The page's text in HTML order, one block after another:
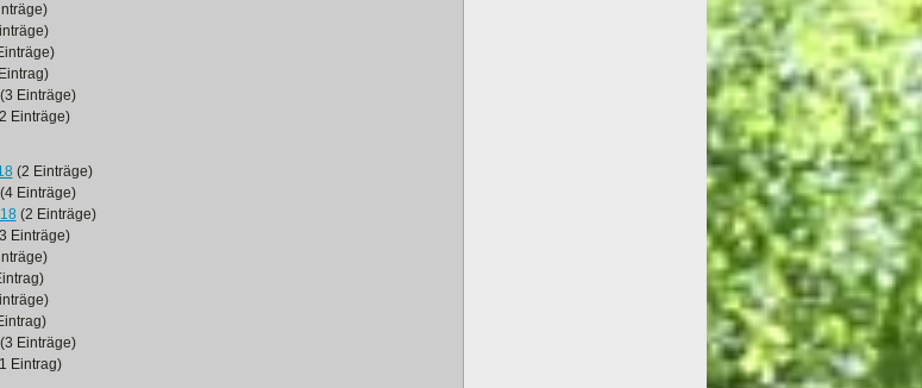
(3 Einträge)
Einträge)
(2 Einträge)
Einträge)
(2 Einträge)
Einträge)
Einträge)
Eintrag)